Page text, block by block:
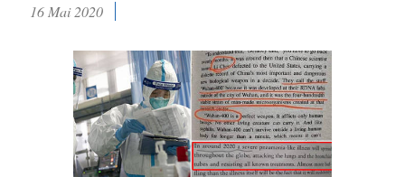
16 Mai 2020